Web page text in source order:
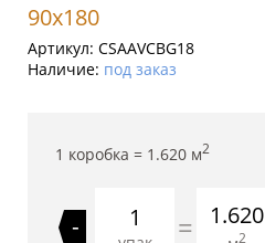
90x180
Артикул: CSAAVCBG18
Наличие: под заказ
1 коробка = 1.620 м2
- = 1.620
2